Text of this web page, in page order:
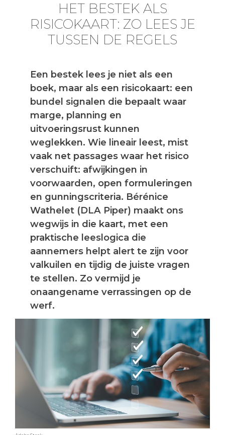
HET BESTEK ALS
RISICOKAART: ZO LEES JE
TUSSEN DE REGELS
Een bestek lees je niet als een
boek, maar als een risicokaart: een
bundel signalen die bepaalt waar
marge, planning en
uitvoeringsrust kunnen
weglekken. Wie lineair leest, mist
vaak net passages waar het risico
verschuift: afwijkingen in
voorwaarden, open formuleringen
en gunningscriteria. Bérénice
Wathelet (DLA Piper) maakt ons
wegwijs in die kaart, met een
praktische leeslogica die
aannemers helpt alert te zijn voor
valkuilen en tijdig de juiste vragen
te stellen. Zo vermijd je
onaangename verrassingen op de
werf.